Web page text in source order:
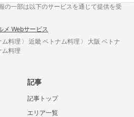
の一部は以下のサービスを通じて提供を受
メ Webサービス
ム料理 近畿 ベトナム料理
大阪 ベトナ
ム料理
記事
記事トップ
エリア一覧